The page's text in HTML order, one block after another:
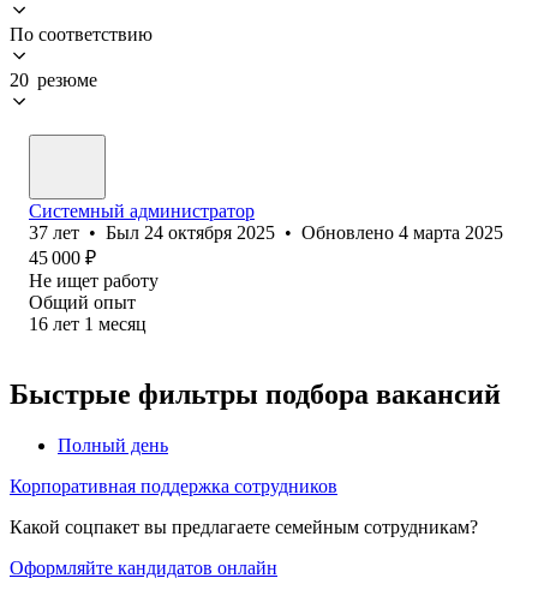
По соответствию
20 резюме
Системный администратор
37 лет • Был 24 октября 2025 • Обновлено 4 марта 2025
45 000 ₽
Не ищет работу
Общий опыт
16 лет 1 месяц
Быстрые фильтры подбора вакансий
Полный день
Корпоративная поддержка сотрудников
Какой соцпакет вы предлагаете семейным сотрудникам?
Оформляйте кандидатов онлайн